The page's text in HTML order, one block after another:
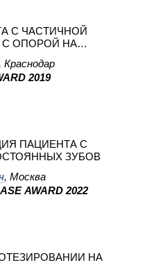
С ЧАСТИЧНОЙ
С ОПОРОЙ НА
2019
ПАЦИЕНТА С
ЗУБОВ
, Москва
AWARD 2022
НА